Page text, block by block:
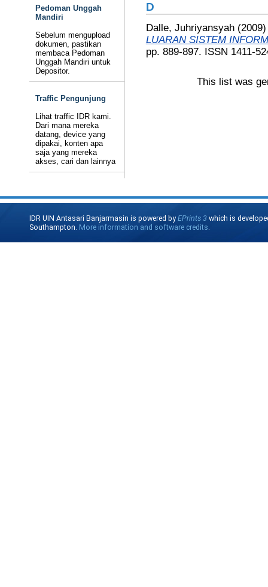
Pedoman Unggah
Mandiri
Sebelum mengupload
dokumen, pastikan
membaca Pedoman
Unggah Mandiri untuk
Depositor.
Traffic Pengunjung
Lihat traffic IDR kami.
Dari mana mereka
datang, device yang
dipakai, konten apa
saja yang mereka
akses, cari dan lainnya
D
Dalle, Juhriyansyah
LUARAN SISTEM
pp. 889-897. ISSN 1411-
This list was
IDR UIN Antasari Banjarmasin is powered byEPrints 3 which is
Southampton. More information and software credits.